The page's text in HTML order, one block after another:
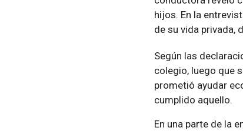
hijos. En la
de su vida privada,
Según las
colegio, luego que
prometió ayudar
cumplido aquello.
En una parte de la